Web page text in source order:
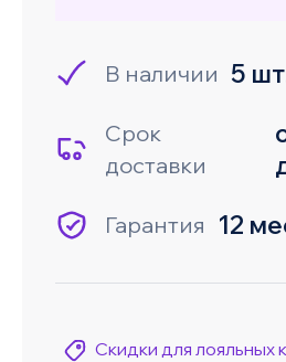
В наличии 5
Срок
доставки
Гарантия 12
Скидки для лояльных